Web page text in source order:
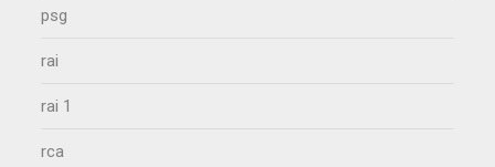
psg
rai
rai 1
rca